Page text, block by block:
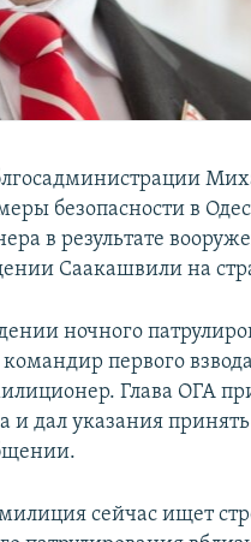
безопасности в
в результате
Саакашвили на
ночного
первого
Глава ОГА
и дал указания
сейчас ищет